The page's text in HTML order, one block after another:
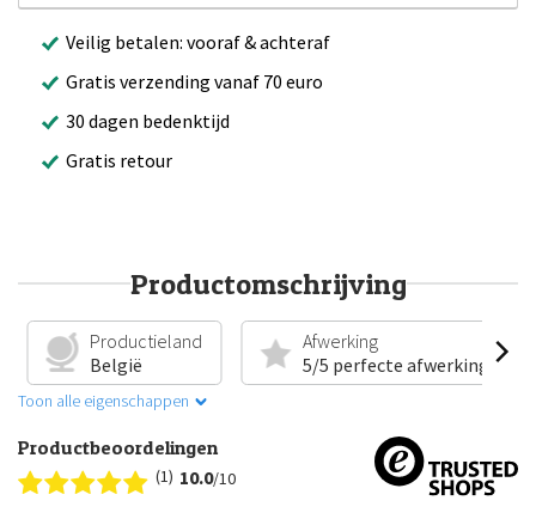
Veilig betalen: vooraf & achteraf
Gratis verzending vanaf 70 euro
30 dagen bedenktijd
Gratis retour
Productomschrijving
Productieland
België
Afwerking
5/5 perfecte afwerking
Toon alle eigenschappen
Productbeoordelingen
(1) 10.0/10